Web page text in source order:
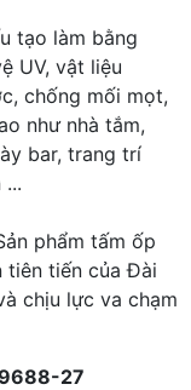
tạo làm bằng
UV, vật liệu
chống mối mọt,
như nhà tắm,
bar, trang trí
phẩm tấm ốp
tiên tiến của Đài
chịu lực va chạm
27